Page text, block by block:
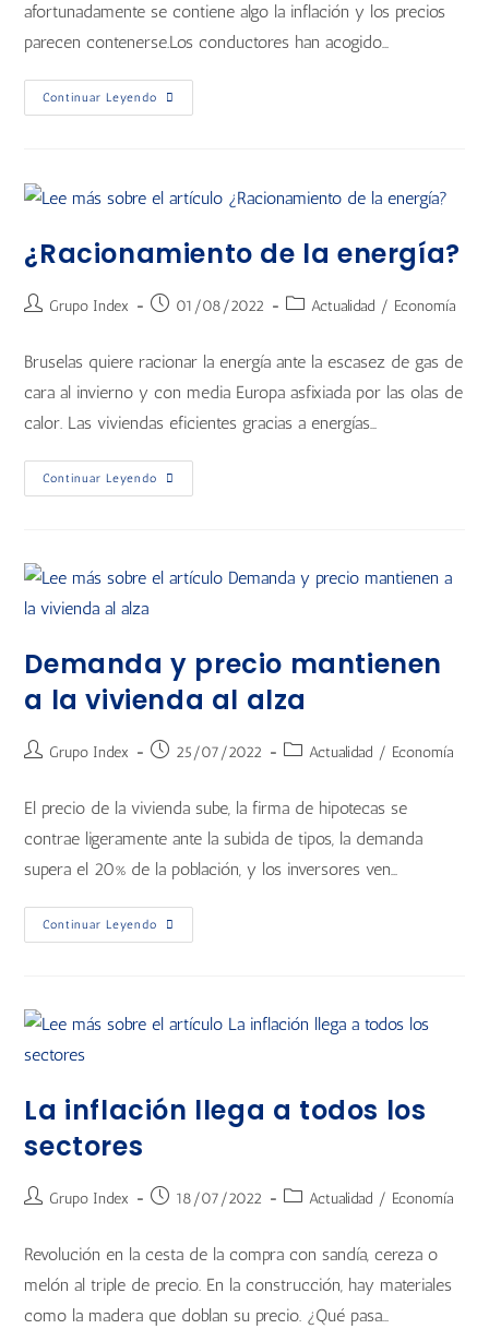
afortunadamente se contiene algo la inflación y los precios
parecen contenerse.Los conductores han acogido…
Continuar Leyendo
¿Racionamiento de la energía?
Grupo Index 01/08/2022 Actualidad / Economía
Bruselas quiere racionar la energía ante la escasez de gas de
cara al invierno y con media Europa asfixiada por las olas de
calor. Las viviendas eficientes gracias a energías…
Continuar Leyendo
Demanda y precio mantienen
a la vivienda al alza
Grupo Index 25/07/2022 Actualidad / Economía
El precio de la vivienda sube, la firma de hipotecas se
contrae ligeramente ante la subida de tipos, la demanda
supera el 20% de la población, y los inversores ven…
Continuar Leyendo
La inflación llega a todos los
sectores
Grupo Index 18/07/2022 Actualidad / Economía
Revolución en la cesta de la compra con sandía, cereza o
melón al triple de precio. En la construcción, hay materiales
como la madera que doblan su precio. ¿Qué pasa…